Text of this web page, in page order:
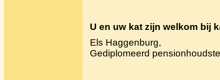
U en uw kat zijn welkom bij
Els Haggenburg,
Gediplomeerd